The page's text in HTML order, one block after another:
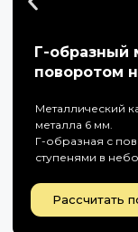
Г-образный
поворотом
Металлический
металла 6 мм.
Г-образная с
ступенями в
Рассчитать